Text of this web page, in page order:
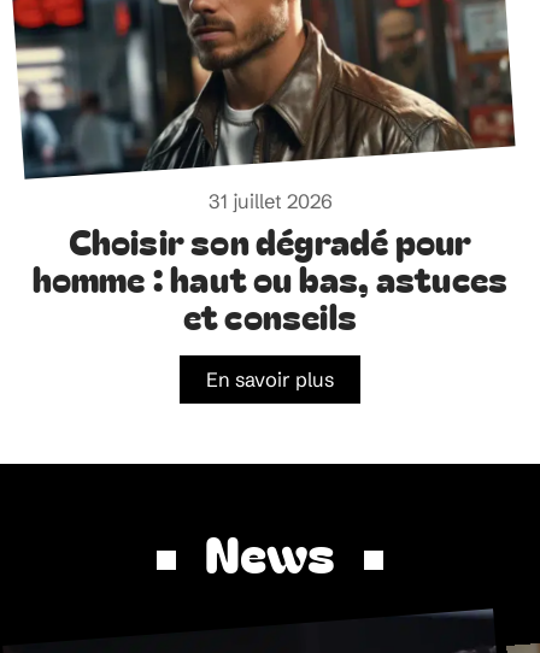
31 juillet 2026
Choisir son dégradé pour
homme : haut ou bas, astuces
et conseils
En savoir plus
News